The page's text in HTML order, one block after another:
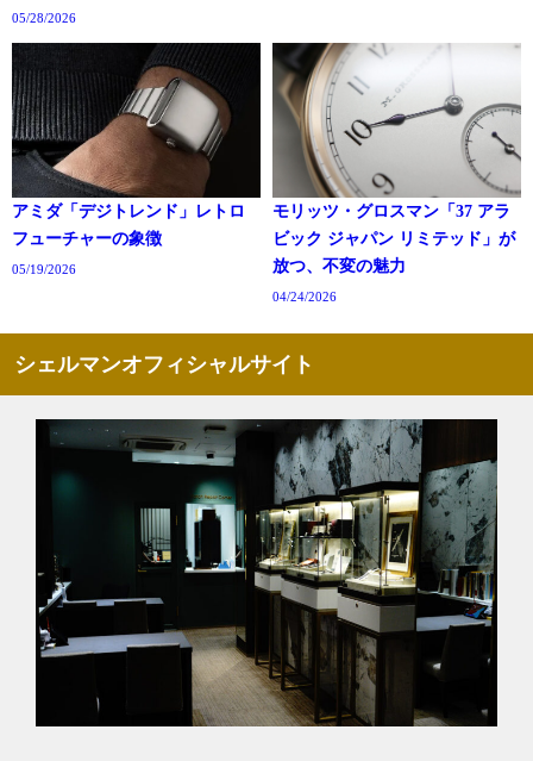
05/28/2026
アミダ「デジトレンド」レトロ
フューチャーの象徴
05/19/2026
モリッツ・グロスマン「37 アラ
ビック ジャパン リミテッド」が
放つ、不変の魅力
04/24/2026
シェルマンオフィシャルサイト